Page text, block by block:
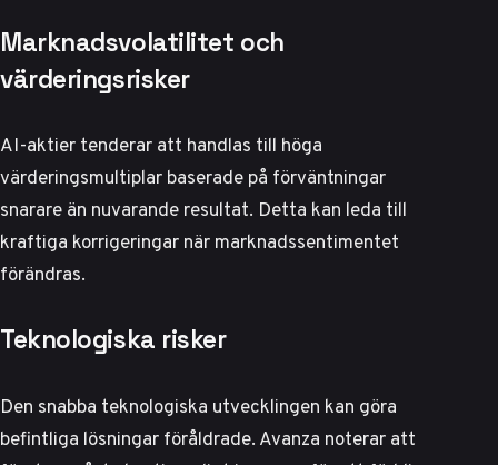
Marknadsvolatilitet och
värderingsrisker
AI-aktier tenderar att handlas till höga
värderingsmultiplar baserade på förväntningar
snarare än nuvarande resultat. Detta kan leda till
kraftiga korrigeringar när marknadssentimentet
förändras.
Teknologiska risker
Den snabba teknologiska utvecklingen kan göra
befintliga lösningar föråldrade.Avanza noteraratt